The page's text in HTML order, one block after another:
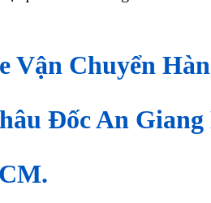
Vận Chuyển
Đốc An